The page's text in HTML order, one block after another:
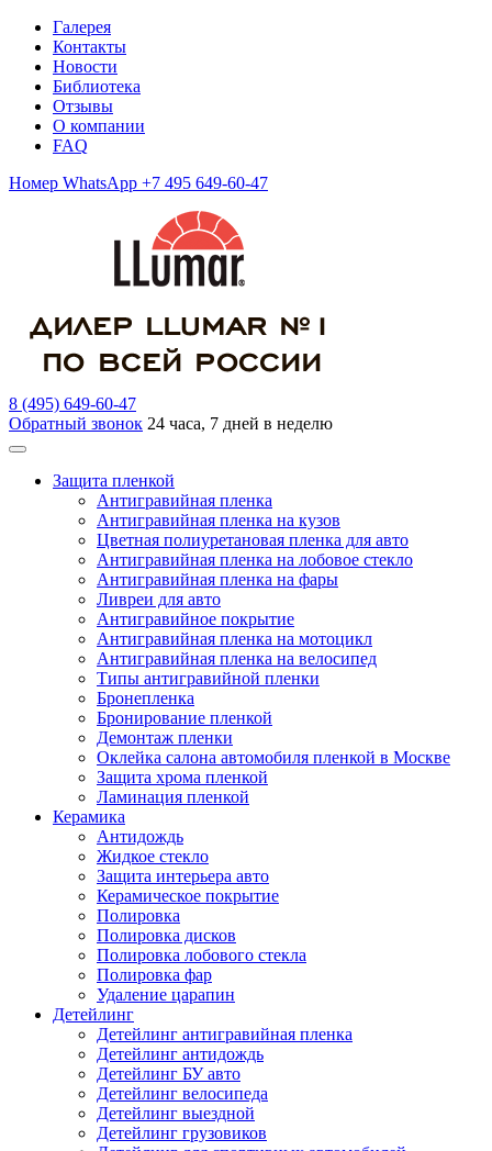
Галерея
Контакты
Новости
Библиотека
Отзывы
О компании
FAQ
Номер WhatsApp +7 495 649-60-47
8 (495) 649-60-47
Обратный звонок 24 часа, 7 дней в неделю
Защита пленкой
Антигравийная пленка
Антигравийная пленка на кузов
Цветная полиуретановая пленка для авто
Антигравийная пленка на лобовое стекло
Антигравийная пленка на фары
Ливреи для авто
Антигравийное покрытие
Антигравийная пленка на мотоцикл
Антигравийная пленка на велосипед
Типы антигравийной пленки
Бронепленка
Бронирование пленкой
Демонтаж пленки
Оклейка салона автомобиля пленкой в Москве
Защита хрома пленкой
Ламинация пленкой
Керамика
Антидождь
Жидкое стекло
Защита интерьера авто
Керамическое покрытие
Полировка
Полировка дисков
Полировка лобового стекла
Полировка фар
Удаление царапин
Детейлинг
Детейлинг антигравийная пленка
Детейлинг антидождь
Детейлинг БУ авто
Детейлинг велосипеда
Детейлинг выездной
Детейлинг грузовиков